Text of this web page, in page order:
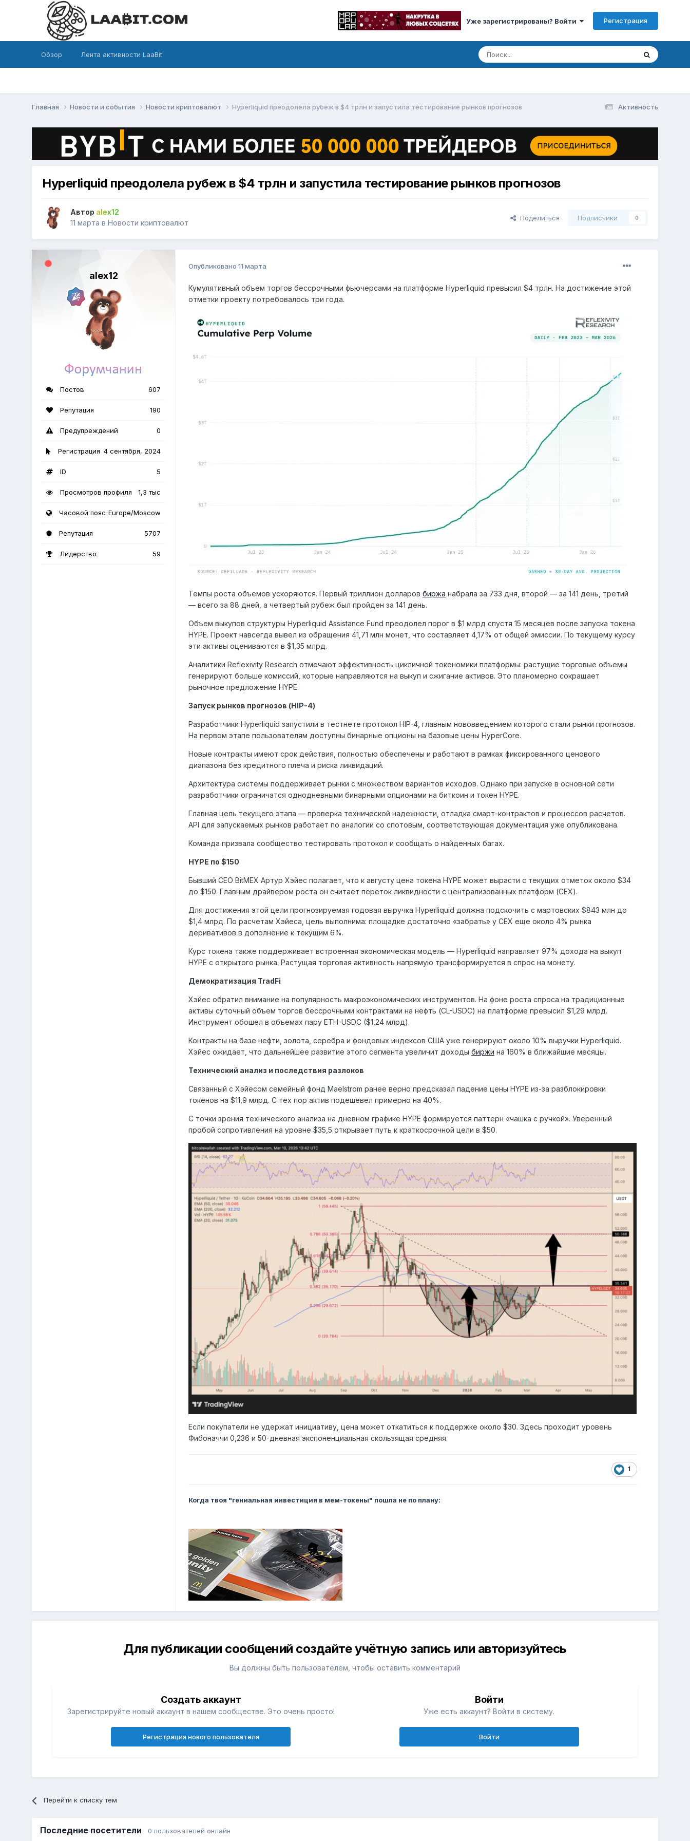
Уже зарегистрированы? Войти Регистрация
Обзор Лента активности LaaBit
Активность
Главная Новости и события Новости криптовалют Hyperliquid преодолела рубеж в $4 трлн и запустила тестирование рынков прогнозов
Hyperliquid преодолела рубеж в $4 трлн и запустила тестирование рынков прогнозов
Автор alex12
11 марта вНовости криптовалют
Поделиться Подписчики 0
alex12
Постов 607
Репутация 190
Предупреждений 0
Регистрация 4 сентября, 2024
ID 5
Просмотров профиля 1,3 тыс
Часовой пояс Europe/Moscow
Репутация 5707
Лидерство 59
Опубликовано11 марта
Кумулятивный объем торгов бессрочными фьючерсами на платформе Hyperliquid превысил $4 трлн. На достижение этой
отметки проекту потребовалось три года.
Темпы роста объемов ускоряются. Первый триллион долларовбиржа набрала за 733 дня, второй — за 141 день, третий
— всего за 88 дней, а четвертый рубеж был пройден за 141 день.
Объем выкупов структуры Hyperliquid Assistance Fund преодолел порог в $1 млрд спустя 15 месяцев после запуска токена
HYPE. Проект навсегда вывел из обращения 41,71 млн монет, что составляет 4,17% от общей эмиссии. По текущему курсу
эти активы оцениваются в $1,35 млрд.
Аналитики Reflexivity Research отмечают эффективность цикличной токеномики платформы: растущие торговые объемы
генерируют больше комиссий, которые направляются на выкуп и сжигание активов. Это планомерно сокращает
рыночное предложение HYPE.
Запуск рынков прогнозов (HIP-4)
Разработчики Hyperliquid запустили в тестнете протокол HIP-4, главным нововведением которого стали рынки прогнозов.
На первом этапе пользователям доступны бинарные опционы на базовые цены HyperCore.
Новые контракты имеют срок действия, полностью обеспечены и работают в рамках фиксированного ценового
диапазона без кредитного плеча и риска ликвидаций.
Архитектура системы поддерживает рынки с множеством вариантов исходов. Однако при запуске в основной сети
разработчики ограничатся однодневными бинарными опционами на биткоин и токен HYPE.
Главная цель текущего этапа — проверка технической надежности, отладка смарт-контрактов и процессов расчетов.
API для запускаемых рынков работает по аналогии со спотовым, соответствующая документация уже опубликована.
Команда призвала сообщество тестировать протокол и сообщать о найденных багах.
HYPE по $150
Бывший CEO BitMEX Артур Хэйес полагает, что к августу цена токена HYPE может вырасти с текущих отметок около $34
до $150. Главным драйвером роста он считает переток ликвидности с централизованных платформ (CEX).
Для достижения этой цели прогнозируемая годовая выручка Hyperliquid должна подскочить с мартовских $843 млн до
$1,4 млрд. По расчетам Хэйеса, цель выполнима: площадке достаточно «забрать» у CEX еще около 4% рынка
деривативов в дополнение к текущим 6%.
Курс токена также поддерживает встроенная экономическая модель — Hyperliquid направляет 97% дохода на выкуп
HYPE с открытого рынка. Растущая торговая активность напрямую трансформируется в спрос на монету.
Демократизация TradFi
Хэйес обратил внимание на популярность макроэкономических инструментов. На фоне роста спроса на традиционные
активы суточный объем торгов бессрочными контрактами на нефть (CL-USDC) на платформе превысил $1,29 млрд.
Инструмент обошел в объемах пару ETH-USDC ($1,24 млрд).
Контракты на базе нефти, золота, серебра и фондовых индексов США уже генерируют около 10% выручки Hyperliquid.
Хэйес ожидает, что дальнейшее развитие этого сегмента увеличит доходыбиржи на 160% в ближайшие месяцы.
Технический анализ и последствия разлоков
Связанный с Хэйесом семейный фонд Maelstrom ранее верно предсказал падение цены HYPE из-за разблокировки
токенов на $11,9 млрд. С тех пор актив подешевел примерно на 40%.
С точки зрения технического анализа на дневном графике HYPE формируется паттерн «чашка с ручкой». Уверенный
пробой сопротивления на уровне $35,5 открывает путь к краткосрочной цели в $50.
Если покупатели не удержат инициативу, цена может откатиться к поддержке около $30. Здесь проходит уровень
Фибоначчи 0,236 и 50-дневная экспоненциальная скользящая средняя.
1
Когда твоя "гениальная инвестиция в мем-токены" пошла не по плану:
Для публикации сообщений создайте учётную запись или авторизуйтесь
Вы должны быть пользователем, чтобы оставить комментарий
Создать аккаунт
Зарегистрируйте новый аккаунт в нашем сообществе. Это очень просто!
Регистрация нового пользователя
Войти
Уже есть аккаунт? Войти в систему.
Войти
Перейти к списку тем
Последние посетители 0 пользователей онлайн